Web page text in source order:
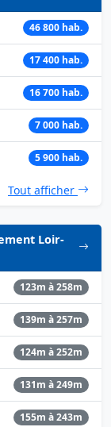
46 800 hab.
17 400 hab.
16 700 hab.
7 000 hab.
5 900 hab.
Tout afficher
Loir-
123m à 258m
139m à 257m
124m à 252m
131m à 249m
155m à 243m